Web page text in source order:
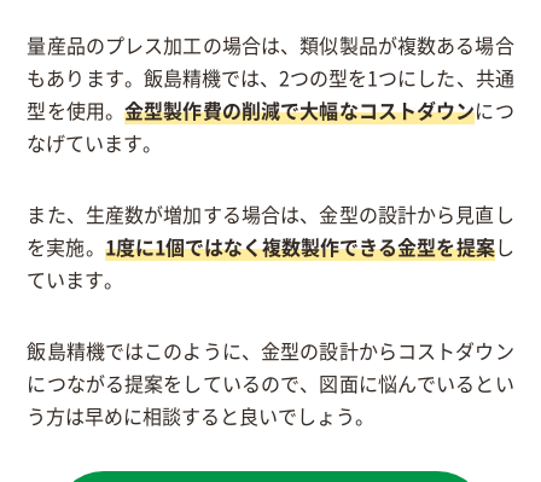
量産品のプレス加工の場合は、類似製品が複数ある場合
もあります。飯島精機では、2つの型を1つにした、共通
型を使用。金型製作費の削減で大幅なコストダウンにつ
なげています。
また、生産数が増加する場合は、金型の設計から見直し
を実施。 1度に1個ではなく複数製作できる金型を提案し
ています。
飯島精機ではこのように、金型の設計からコストダウン
につながる提案をしているので、図面に悩んでいるとい
う方は早めに相談すると良いでしょう。